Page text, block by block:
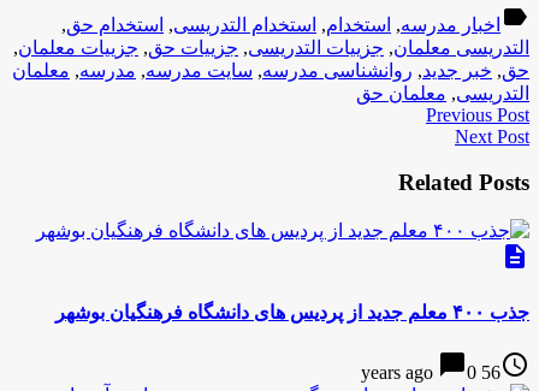
label اخبار مدرسه, استخدام, استخدام التدریسی, استخدام حق,
التدریسی معلمان, جزییات التدریسی, جزییات حق, جزییات معلمان,
حق, خبر جدید, روانشناسی مدرسه, سایت مدرسه, مدرسه, معلمان
التدریسی, معلمان حق
Previous Post
Next Post
Related Posts
description
جذب ۴۰۰ معلم جدید از پردیس های دانشگاه فرهنگیان بوشهر
access_time
56 years ago
chat_bubble0